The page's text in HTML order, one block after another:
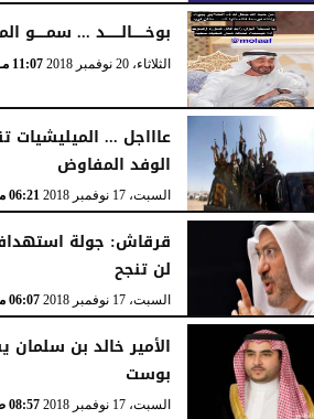
بوخــــــالـــــــد ... سمـــــو
الثلاثاء، 20 نوفمبر 2018 11:07 مـ
عاااجل ... الميليشيات
الوفد المفاوض
السبت، 17 نوفمبر 2018 06:21 مـ
قرقاش: جولة
لن تنجح
السبت، 17 نوفمبر 2018 06:07 مـ
الأمير خالد بن سلمان
بوست
السبت، 17 نوفمبر 2018 08:57 صـ